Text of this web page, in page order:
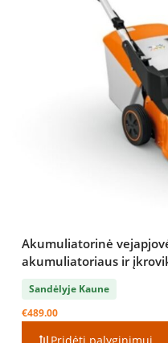
Akumuliatorinė
akumuliatoriaus ir
Sandėlyje Kaune
€489.00